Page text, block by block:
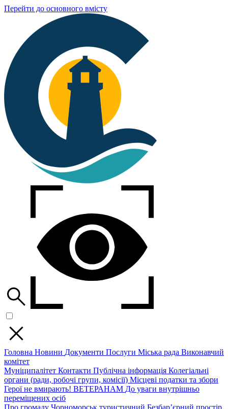
Перейти до основного вмісту
Головна Новини Документи Послуги Міська рада Виконавчий
комітет
Муніципалітет Контакти Публічна інформація Колегіальні
органи (ради, робочі групи, комісії) Місцеві податки та збори
Герої не вмирають! ВЕТЕРАНАМ До уваги внутрішньо
переміщених осіб